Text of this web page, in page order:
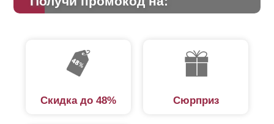
Скидка до 48% Сюрприз